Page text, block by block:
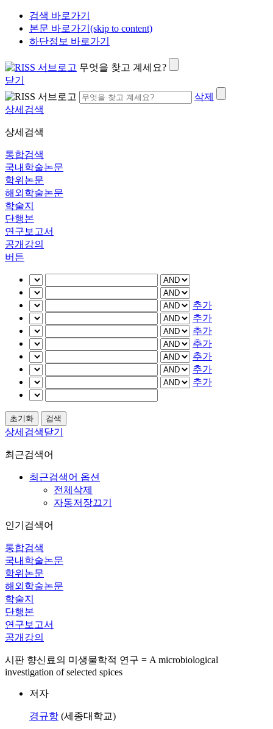
검색 바로가기
본문 바로가기(skip to content)
하단정보 바로가기
무엇을 찾고 계세요?
닫기
삭제
상세검색
상세검색
통합검색
국내학술논문
학위논문
해외학술논문
학술지
단행본
연구보고서
공개강의
버튼
추가
추가
추가
추가
추가
추가
추가
상세검색닫기
최근검색어
최근검색어 옵션
전체삭제
자동저장끄기
인기검색어
통합검색
국내학술논문
학위논문
해외학술논문
학술지
단행본
연구보고서
공개강의
시판 향신료의 미생물학적 연구 = A microbiological
investigation of selected spices
저자
경규항 (세종대학교)